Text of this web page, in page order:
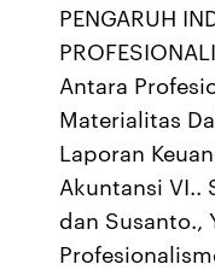
PENGARUH
Antara
Materialitas
Laporan
Akuntansi VI..
dan Susanto.,